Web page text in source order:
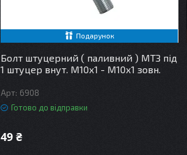
Подарунок
Болт штуцерний ( паливний ) МТЗ під
1 штуцер внут. М10х1 - М10х1 зовн.
6908
Готово до відправки
49 ₴